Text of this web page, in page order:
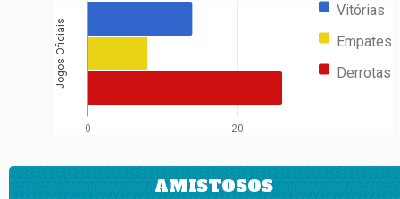
Vitórias
Empates
Derrotas
0 20
Jogos Oficiais
AMISTOSOS